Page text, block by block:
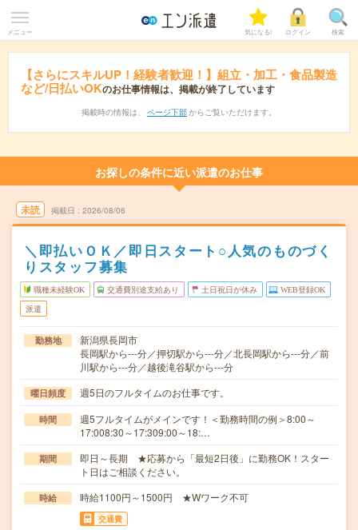
メニュー 気になる! ログイン 検索
【さらにスキルUP！経験者歓迎！】組立・加工・食品製造
など/日払いOKのお仕事情報は、掲載が終了しています
掲載時の情報は、 ページ下部 からご覧いただけます。
お探しの条件に近い派遣のお仕事
未読 掲載日 2026/08/06
＼即払いＯＫ／即日スタート○人気のものづく
りスタッフ募集
職種未経験OK 交通費別途支給あり 土日祝日が休み WEB登録OK
派遣
勤務地
新潟県長岡市
長岡駅から---分／押切駅から---分／北長岡駅から---分／前
川駅から---分／越後滝谷駅から---分
曜日頻度 週5日のフルタイムのお仕事です。
時間
週5フルタイムがメインです！＜勤務時間の例＞8:00～
17:008:30～17:309:00～18:…
期間
即日～長期 ★応募から「最短2日後」に勤務OK！スター
ト日はご相談ください。
時給 時給1100円～1500円 ★Wワーク不可
交通費